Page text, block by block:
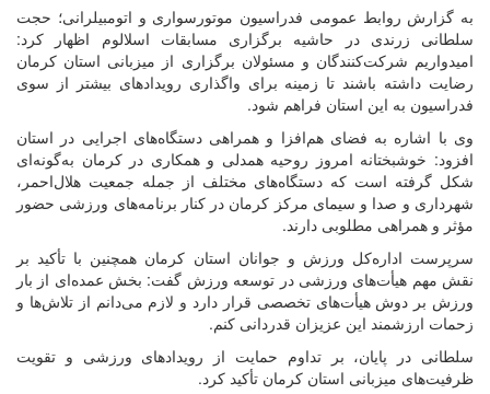
به گزارش روابط عمومی فدراسیون موتورسواری و اتومبیلرانی؛ حجت
سلطانی زرندی در حاشیه برگزاری مسابقات اسلالوم اظهار کرد:
امیدواریم شرکت‌کنندگان و مسئولان برگزاری از میزبانی استان کرمان
رضایت داشته باشند تا زمینه برای واگذاری رویدادهای بیشتر از سوی
فدراسیون به این استان فراهم شود.
وی با اشاره به فضای هم‌افزا و همراهی دستگاه‌های اجرایی در استان
افزود: خوشبختانه امروز روحیه همدلی و همکاری در کرمان به‌گونه‌ای
شکل گرفته است که دستگاه‌های مختلف از جمله جمعیت هلال‌احمر،
شهرداری و صدا و سیمای مرکز کرمان در کنار برنامه‌های ورزشی حضور
مؤثر و همراهی مطلوبی دارند.
سرپرست اداره‌کل ورزش و جوانان استان کرمان همچنین با تأکید بر
نقش مهم هیأت‌های ورزشی در توسعه ورزش گفت: بخش عمده‌ای از بار
ورزش بر دوش هیأت‌های تخصصی قرار دارد و لازم می‌دانم از تلاش‌ها و
زحمات ارزشمند این عزیزان قدردانی کنم.
سلطانی در پایان، بر تداوم حمایت از رویدادهای ورزشی و تقویت
ظرفیت‌های میزبانی استان کرمان تأکید کرد.